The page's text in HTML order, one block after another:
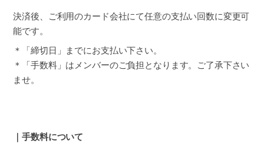
決済後、ご利用のカード会社にて任意の支払い回数に変更可
能です。
＊「締切日」までにお支払い下さい。
＊「手数料」はメンバーのご負担となります。ご了承下さい
ませ。
｜手数料について